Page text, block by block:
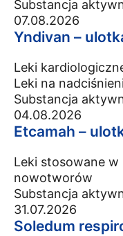
Substancja
07.08.2026
Yndivan –
Leki
Leki na
Substancja
04.08.2026
Etcamah –
Leki stosowane
nowotworów
Substancja
31.07.2026
Soledum